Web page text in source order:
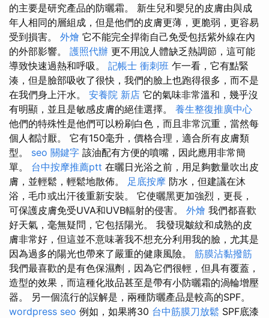
的主要是研究產品的防曬霜。 新生兒和嬰兒的皮膚由與成
年人相同的層組成，但是他們的皮膚更薄，更脆弱，更容易
受到損害。 外燴 它不能完全捍衛自己免受包括紫外線在內
的外部影響。 護照代辦 更不用說人體缺乏熱調節，這可能
導致快速過熱和呼吸。 記帳士 衝刺班 乍一看，它有點緊
湊，但是臉部吸收了很快，我們的臉上也跑得很多，而不是
在我們身上汗水。 安養院 新店 它的氣味非常溫和，幾乎沒
有明顯，並且是敏感皮膚的絕佳選擇。 養生整復推廣中心
他們的特殊性是他們可以粉刷白色，而且非常沉重，當然每
個人都討厭。 它有150毫升，價格合理，適合所有皮膚類
型。 seo 關鍵字 該油配有方便的噴嘴，因此應用非常簡
單。 台中按摩推薦ptt 在曬日光浴之前，用足夠數量吹出皮
膚，並輕鬆，輕鬆地散佈。 足底按摩 防水，但建議在沐
浴，毛巾或出汗後重新安裝。 它使曬黑更加強烈，更長，
可保護皮膚免受UVA和UVB輻射的侵害。 外燴 我們都喜歡
好天氣，毫無疑問，它包括陽光。 我發現皺紋和成熟的皮
膚非常好，但這並不意味著我不想充分利用我的臉，尤其是
因為過多的陽光也帶來了嚴重的健康風險。 筋膜沾黏撥筋
我們最喜歡的是有色保濕劑，因為它們很輕，但具有覆蓋，
造型的效果，而這種化妝品甚至是帶有小防曬霜的渦輪增壓
器。 另一個流行的誤解是，兩種防曬產品是較高的SPF。
wordpress seo 例如，如果將30 台中筋膜刀放鬆 SPF底漆